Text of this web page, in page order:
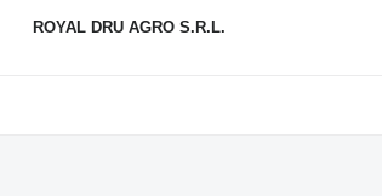
ROYAL DRU AGRO S.R.L.